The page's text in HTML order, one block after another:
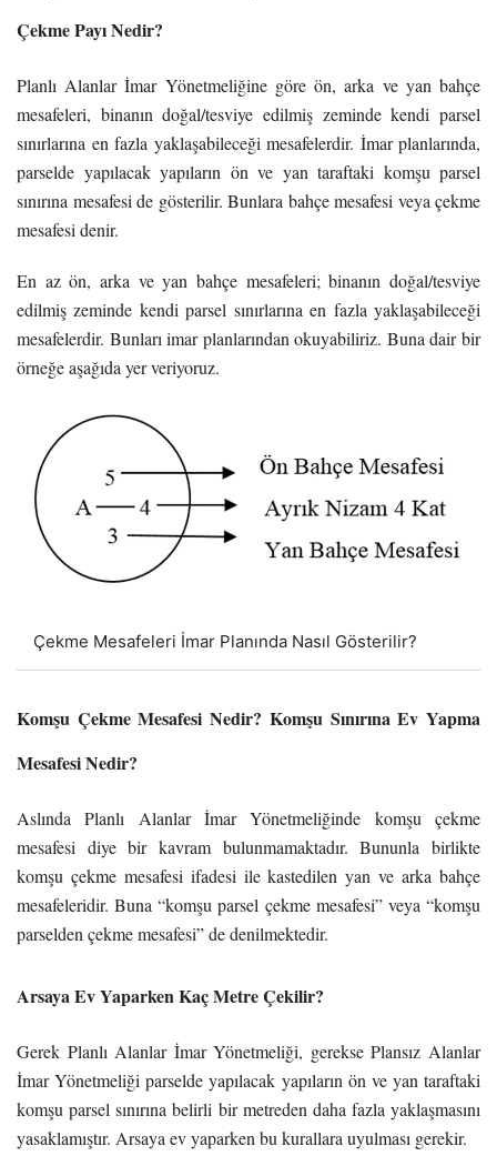
Çekme Payı Nedir?
Planlı Alanlar İmar Yönetmeliğine göre ön, arka ve yan bahçe
mesafeleri, binanın doğal/tesviye edilmiş zeminde kendi parsel
sınırlarına en fazla yaklaşabileceği mesafelerdir. İmar planlarında,
parselde yapılacak yapıların ön ve yan taraftaki komşu parsel
sınırına mesafesi de gösterilir. Bunlara bahçe mesafesi veya çekme
mesafesi denir.
En az ön, arka ve yan bahçe mesafeleri; binanın doğal/tesviye
edilmiş zeminde kendi parsel sınırlarına en fazla yaklaşabileceği
mesafelerdir. Bunları imar planlarından okuyabiliriz. Buna dair bir
örneğe aşağıda yer veriyoruz.
Çekme Mesafeleri İmar Planında Nasıl Gösterilir?
Komşu Çekme Mesafesi Nedir? Komşu Sınırına Ev Yapma
Mesafesi Nedir?
Aslında Planlı Alanlar İmar Yönetmeliğinde komşu çekme
mesafesi diye bir kavram bulunmamaktadır. Bununla birlikte
komşu çekme mesafesi ifadesi ile kastedilen yan ve arka bahçe
mesafeleridir. Buna “komşu parsel çekme mesafesi” veya “komşu
parselden çekme mesafesi” de denilmektedir.
Arsaya Ev Yaparken Kaç Metre Çekilir?
Gerek Planlı Alanlar İmar Yönetmeliği, gerekse Plansız Alanlar
İmar Yönetmeliği parselde yapılacak yapıların ön ve yan taraftaki
komşu parsel sınırına belirli bir metreden daha fazla yaklaşmasını
yasaklamıştır. Arsaya ev yaparken bu kurallara uyulması gerekir.